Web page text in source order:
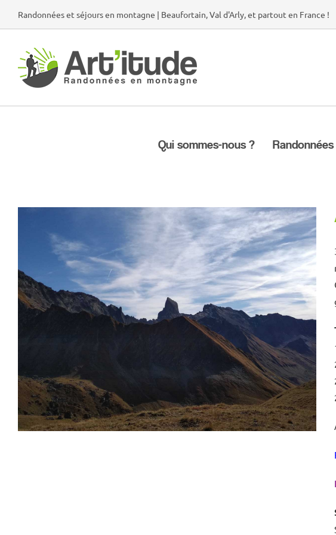
Randonnées et séjours en montagne | Beaufortain, Val d'Arly, et partout en France !
Qui sommes-nous ? Randonnées